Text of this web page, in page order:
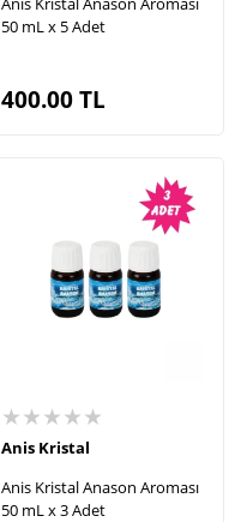
50 mL x 5 Adet
400.00TL
★★★★★
Anis Kristal
Anis Kristal Anason Aroması
50 mL x 3 Adet